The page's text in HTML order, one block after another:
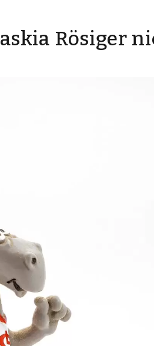
Rösiger
die 15-Jährigen. 100-m-
Der Zwischenlauf war
Schönbach
ein. Im Zwischenlauf
Schönbach aufgeben.
Gütlin, Schönbach, Zellner
Quartett den Titel
(45,78) und vor der